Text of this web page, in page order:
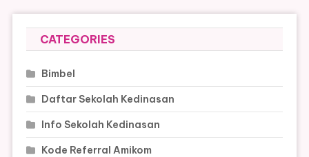
CATEGORIES
Bimbel
Daftar Sekolah Kedinasan
Info Sekolah Kedinasan
Kode Referral Amikom